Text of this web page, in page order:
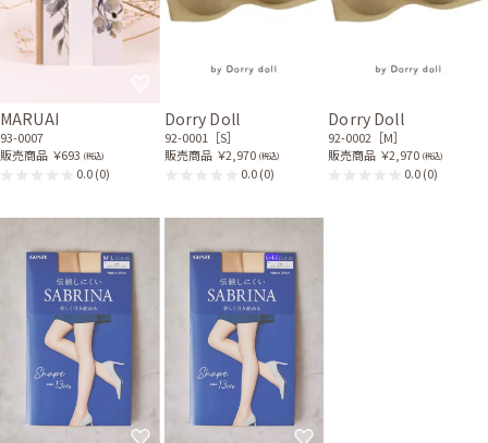
MARUAI
93-0007
販売商品 ￥693 (税込)
0.0(0)
Dorry Doll
92-0001［S］
販売商品 ￥2,970 (税込)
0.0(0)
Dorry Doll
92-0002［M］
販売商品 ￥2,970 (税込)
0.0(0)